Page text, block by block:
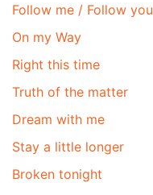
Follow me / Follow you
On my Way
Right this time
Truth of the matter
Dream with me
Stay a little longer
Broken tonight